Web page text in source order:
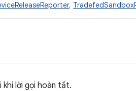
,
khi lời gọi hoàn tất.